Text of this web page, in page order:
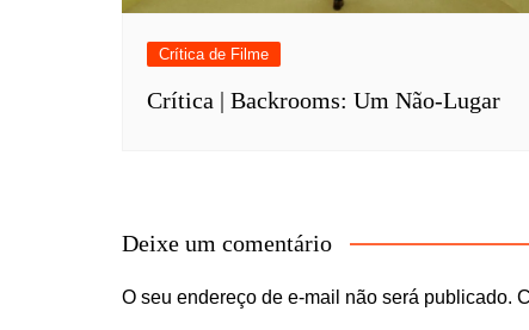
Crítica de Filme
Crítica | Backrooms: Um Não-Lugar
Deixe um comentário
O seu endereço de e-mail não será publicado.